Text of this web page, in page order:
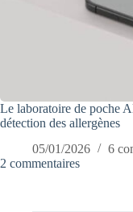
Le laboratoire de poche
détection des allergènes
05/01/2026
6
2 commentaires